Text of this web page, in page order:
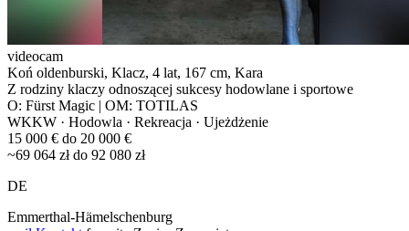
videocam
Koń oldenburski, Klacz, 4 lat, 167 cm, Kara
Z rodziny klaczy odnoszącej sukcesy hodowlane i sportowe
O: Fürst Magic | OM: TOTILAS
WKKW · Hodowla · Rekreacja · Ujeżdżenie
15 000 € do 20 000 €
~69 064 zł do 92 080 zł
DE
Emmerthal-Hämelschenburg